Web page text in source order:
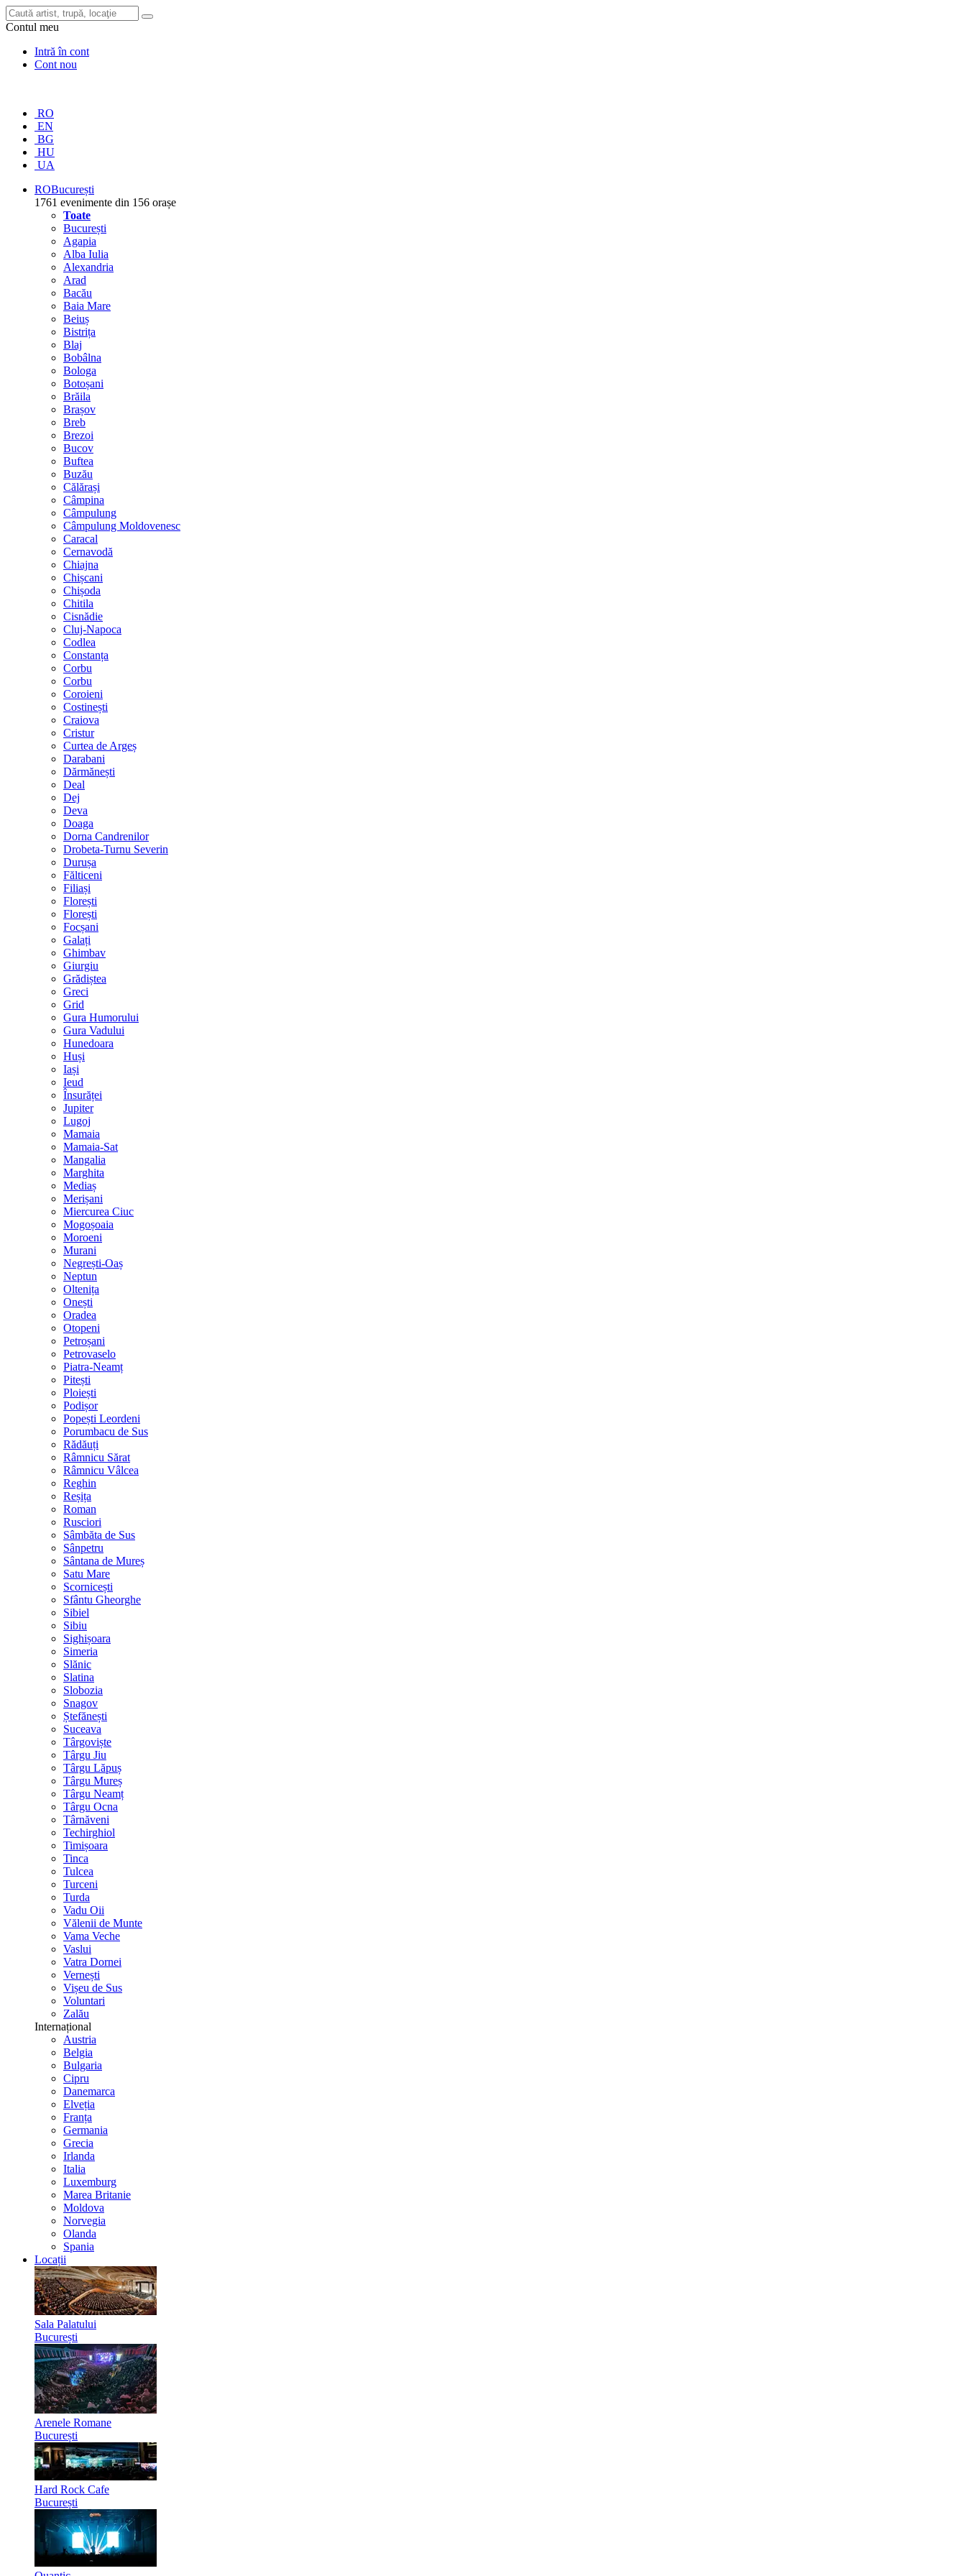
Contul meu
Intră în cont
Cont nou
RO
EN
BG
HU
UA
ROBucurești
1761 evenimente din 156 orașe
Toate
București
Agapia
Alba Iulia
Alexandria
Arad
Bacău
Baia Mare
Beiuș
Bistrița
Blaj
Bobâlna
Bologa
Botoșani
Brăila
Brașov
Breb
Brezoi
Bucov
Buftea
Buzău
Călărași
Câmpina
Câmpulung
Câmpulung Moldovenesc
Caracal
Cernavodă
Chiajna
Chișcani
Chișoda
Chitila
Cisnădie
Cluj-Napoca
Codlea
Constanța
Corbu
Corbu
Coroieni
Costinești
Craiova
Cristur
Curtea de Argeș
Darabani
Dărmănești
Deal
Dej
Deva
Doaga
Dorna Candrenilor
Drobeta-Turnu Severin
Durușa
Fălticeni
Filiași
Florești
Florești
Focșani
Galați
Ghimbav
Giurgiu
Grădiștea
Greci
Grid
Gura Humorului
Gura Vadului
Hunedoara
Huși
Iași
Ieud
Însurăței
Jupiter
Lugoj
Mamaia
Mamaia-Sat
Mangalia
Marghita
Mediaș
Merișani
Miercurea Ciuc
Mogoșoaia
Moroeni
Murani
Negrești-Oaș
Neptun
Oltenița
Onești
Oradea
Otopeni
Petroșani
Petrovaselo
Piatra-Neamț
Pitești
Ploiești
Podișor
Popești Leordeni
Porumbacu de Sus
Rădăuți
Râmnicu Sărat
Râmnicu Vâlcea
Reghin
Reșița
Roman
Rusciori
Sâmbăta de Sus
Sânpetru
Sântana de Mureș
Satu Mare
Scornicești
Sfântu Gheorghe
Sibiel
Sibiu
Sighișoara
Simeria
Slănic
Slatina
Slobozia
Snagov
Ștefănești
Suceava
Târgoviște
Târgu Jiu
Târgu Lăpuș
Târgu Mureș
Târgu Neamț
Târgu Ocna
Târnăveni
Techirghiol
Timișoara
Tinca
Tulcea
Turceni
Turda
Vadu Oii
Vălenii de Munte
Vama Veche
Vaslui
Vatra Dornei
Vernești
Vișeu de Sus
Voluntari
Zalău
Internațional
Austria
Belgia
Bulgaria
Cipru
Danemarca
Elveția
Franța
Germania
Grecia
Irlanda
Italia
Luxemburg
Marea Britanie
Moldova
Norvegia
Olanda
Spania
Locații
Sala Palatului
București
Arenele Romane
București
Hard Rock Cafe
București